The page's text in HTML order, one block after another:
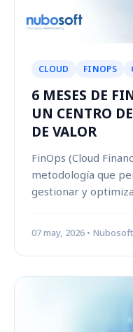
CLOUD FINOPS
6 MESES DE
UN CENTRO
DE VALOR
FinOps (Cloud
metodología que
gestionar y
07 may, 2026 • Nubosoft